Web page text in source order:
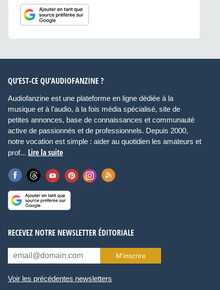
QU’EST-CE QU’AUDIOFANZINE ?
Audiofanzine est une plateforme en ligne dédiée à la
musique et à l’audio, à la fois média spécialisé, site de
petites annonces, base de connaissances et communauté
active de passionnés et de professionnels. Depuis 2000,
notre vocation est simple : aider au quotidien les amateurs et
prof... Lire la suite
RECEVEZ NOTRE NEWSLETTER ÉDITORIALE
M’inscrire
Voir les précédentes newsletters